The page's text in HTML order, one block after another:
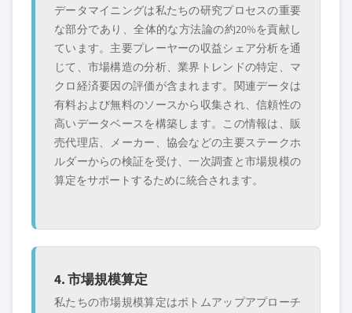
データマイニングは私たちの研究プロセスの重要
な部分であり、全体的な方法論の約20%を貢献し
ています。主要プレーヤーの収益シェア分析を通
じて、市場構造の分析、業界トレンドの特定、マ
クロ経済要因の評価が含まれます。関連データは
有料および無料のソースから収集され、信頼性の
高いデータベースを構築します。この情報は、販
売代理店、メーカー、協会などの主要ステークホ
ルダーからの検証を受け、一次調査と市場規模の
算定をサポートするために統合されます。
4. 市場規模算定
私たちの市場規模算定はボトムアップアプローチ